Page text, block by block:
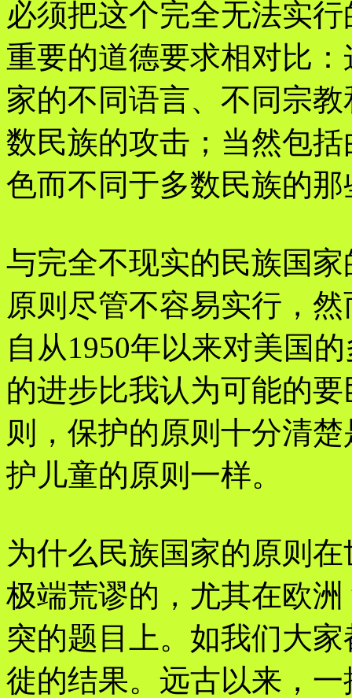
必须把这个完全无法实
重要的道德要求相对比
家的不同语言、不同宗
数民族的攻击；当然包
色而不同于多数民族的
与完全不现实的民族国
原则尽管不容易实行，
自从1950年以来对美国
的进步比我认为可能的
则，保护的原则十分清
护儿童的原则一样。
为什么民族国家的原则
极端荒谬的，尤其在欧
突的题目上。如我们大
徙的结果。远古以来，